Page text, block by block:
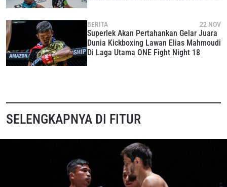
BERITA 22 NOV
Superlek Akan Pertahankan Gelar Juara
Dunia Kickboxing Lawan Elias Mahmoudi
Di Laga Utama ONE Fight Night 18
SELENGKAPNYA DI FITUR